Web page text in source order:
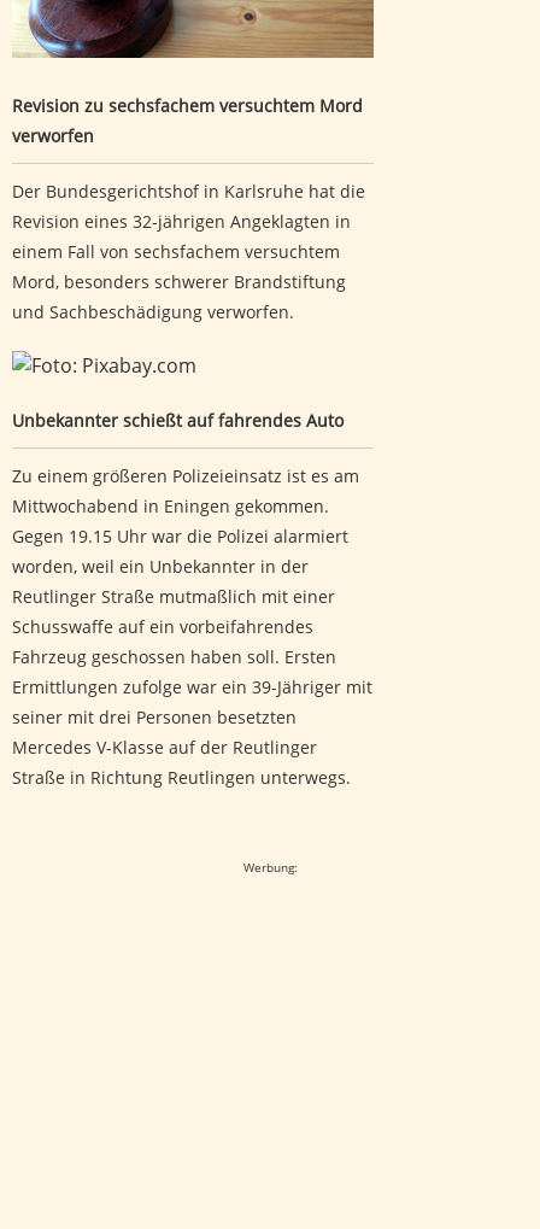
Revision zu sechsfachem versuchtem Mord
verworfen
Der Bundesgerichtshof in Karlsruhe hat die
Revision eines 32-jährigen Angeklagten in
einem Fall von sechsfachem versuchtem
Mord, besonders schwerer Brandstiftung
und Sachbeschädigung verworfen.
Unbekannter schießt auf fahrendes Auto
Unbekannter schießt auf fahrendes Auto
Zu einem größeren Polizeieinsatz ist es am
Mittwochabend in Eningen gekommen.
Gegen 19.15 Uhr war die Polizei alarmiert
worden, weil ein Unbekannter in der
Reutlinger Straße mutmaßlich mit einer
Schusswaffe auf ein vorbeifahrendes
Fahrzeug geschossen haben soll. Ersten
Ermittlungen zufolge war ein 39-Jähriger mit
seiner mit drei Personen besetzten
Mercedes V-Klasse auf der Reutlinger
Straße in Richtung Reutlingen unterwegs.
Werbung: